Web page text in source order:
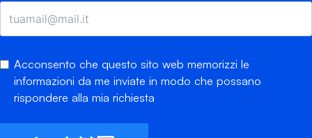
Acconsento che questo sito web memorizzi le
informazioni da me inviate in modo che possano
rispondere alla mia richiesta